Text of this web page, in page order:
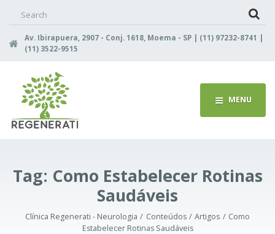
Av. Ibirapuera, 2907 - Conj. 1618, Moema - SP | (11) 97232-8741 |
(11) 3522-9515
MENU
Tag: Como Estabelecer Rotinas
Saudáveis
Clínica Regenerati - Neurologia Conteúdos Artigos
Como
Estabelecer Rotinas Saudáveis